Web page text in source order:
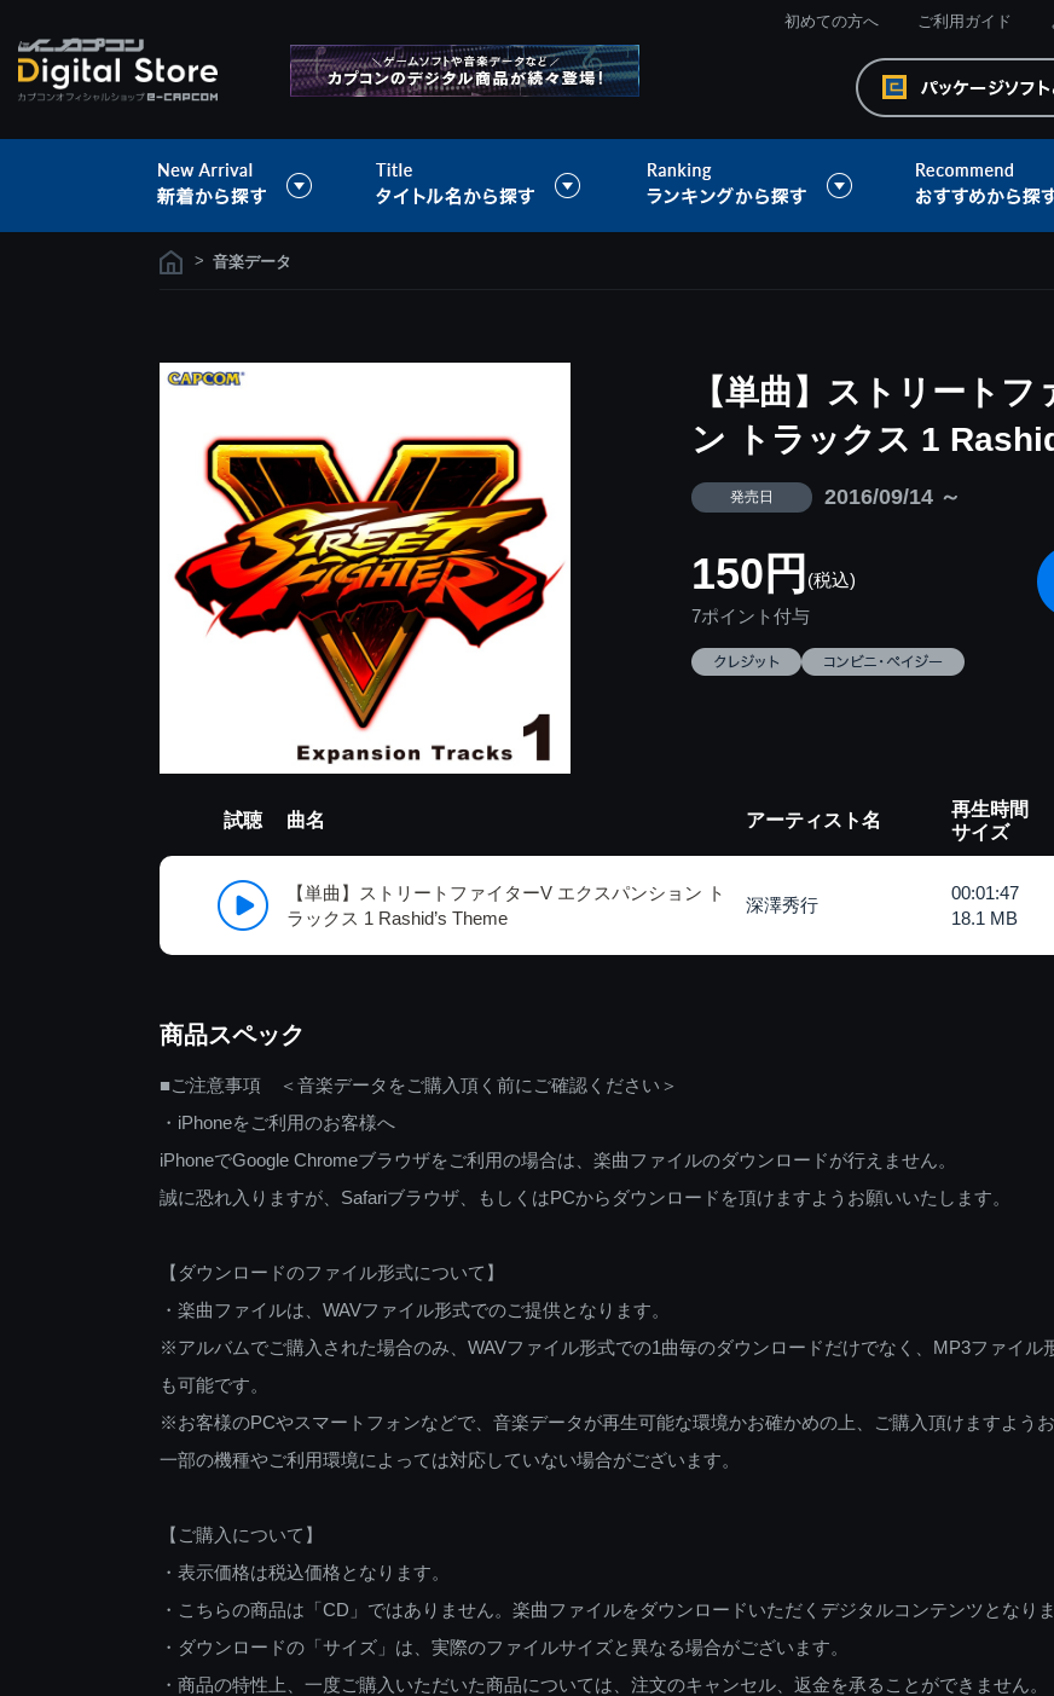
初めての方へ ご利用ガイド
> 音楽データ
【単曲】ストリート
ン トラックス 1
発売日 2016/09/14 ～
150円 (税込)
7ポイント付与
試聴 曲名 アーティスト名
再生時間
サイズ
【単曲】ストリートファイターV エクスパンション ト
ラックス 1 Rashid’s Theme
深澤秀行
00:01:47
18.1 MB
商品スペック
■ご注意事項 ＜音楽データをご購入頂く前にご確認ください＞
・iPhoneをご利用のお客様へ
iPhoneでGoogle Chromeブラウザをご利用の場合は、楽曲ファイルのダウンロードが行えません。
誠に恐れ入りますが、Safariブラウザ、もしくはPCからダウンロードを頂けますようお願いいたします。
【ダウンロードのファイル形式について】
・楽曲ファイルは、WAVファイル形式でのご提供となります。
※アルバムでご購入された場合のみ、WAVファイル形式での1曲毎のダウンロードだけでなく、MP3ファイル
も可能です。
※お客様のPCやスマートフォンなどで、音楽データが再生可能な環境かお確かめの上、ご購入頂けますようお
一部の機種やご利用環境によっては対応していない場合がございます。
【ご購入について】
・表示価格は税込価格となります。
・こちらの商品は「CD」ではありません。楽曲ファイルをダウンロードいただくデジタルコンテンツとなり
・ダウンロードの「サイズ」は、実際のファイルサイズと異なる場合がございます。
・商品の特性上、一度ご購入いただいた商品については、注文のキャンセル、返金を承ることができません。